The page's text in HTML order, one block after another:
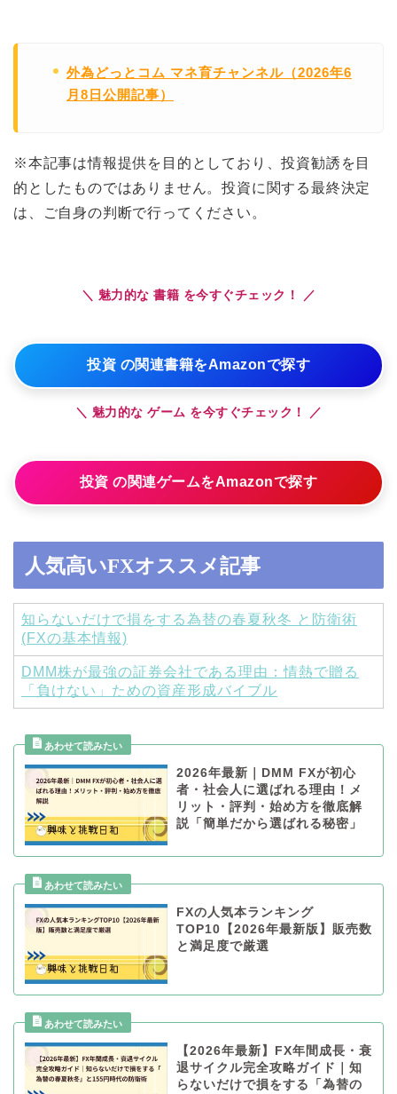
外為どっとコム マネ育チャンネル（2026年6
月8日公開記事）
※本記事は情報提供を目的としており、投資勧誘を目
的としたものではありません。投資に関する最終決定
は、ご自身の判断で行ってください。
＼ 魅力的な 書籍 を今すぐチェック！ ／
投資 の関連書籍をAmazonで探す
＼ 魅力的な ゲーム を今すぐチェック！ ／
投資 の関連ゲームをAmazonで探す
人気高いFXオススメ記事
知らないだけで損をする為替の春夏秋冬 と防衛術
(FXの基本情報)
DMM株が最強の証券会社である理由：情熱で贈る
「負けない」ための資産形成バイブル
2026年最新｜DMM FXが初心
者・社会人に選ばれる理由！メ
リット・評判・始め方を徹底解
説「簡単だから選ばれる秘密」
FXの人気本ランキング
TOP10【2026年最新版】販売数
と満足度で厳選
【2026年最新】FX年間成長・衰
退サイクル完全攻略ガイド｜知
らないだけで損をする「為替の